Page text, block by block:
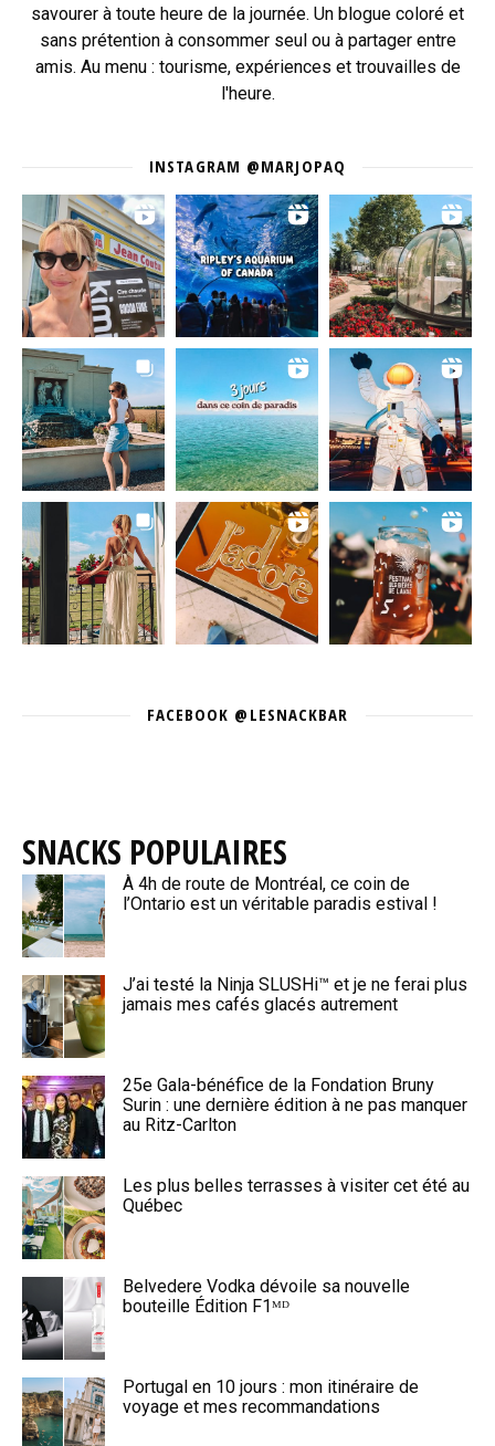
savourer à toute heure de la journée. Un blogue coloré et
sans prétention à consommer seul ou à partager entre
amis. Au menu : tourisme, expériences et trouvailles de
l'heure.
INSTAGRAM @MARJOPAQ
FACEBOOK @LESNACKBAR
SNACKS POPULAIRES
À 4h de route de Montréal, ce coin de
l’Ontario est un véritable paradis estival !
J’ai testé la Ninja SLUSHi™ et je ne ferai plus
jamais mes cafés glacés autrement
25e Gala-bénéfice de la Fondation Bruny
Surin : une dernière édition à ne pas manquer
au Ritz-Carlton
Les plus belles terrasses à visiter cet été au
Québec
Belvedere Vodka dévoile sa nouvelle
bouteille Édition F1ᴹᴰ
Portugal en 10 jours : mon itinéraire de
voyage et mes recommandations